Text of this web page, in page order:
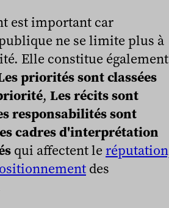
est important car
ne se limite plus à
Elle constitue également
priorités sont classées
, Les récits sont
responsabilités sont
cadres d'interprétation
qui affectent le
des